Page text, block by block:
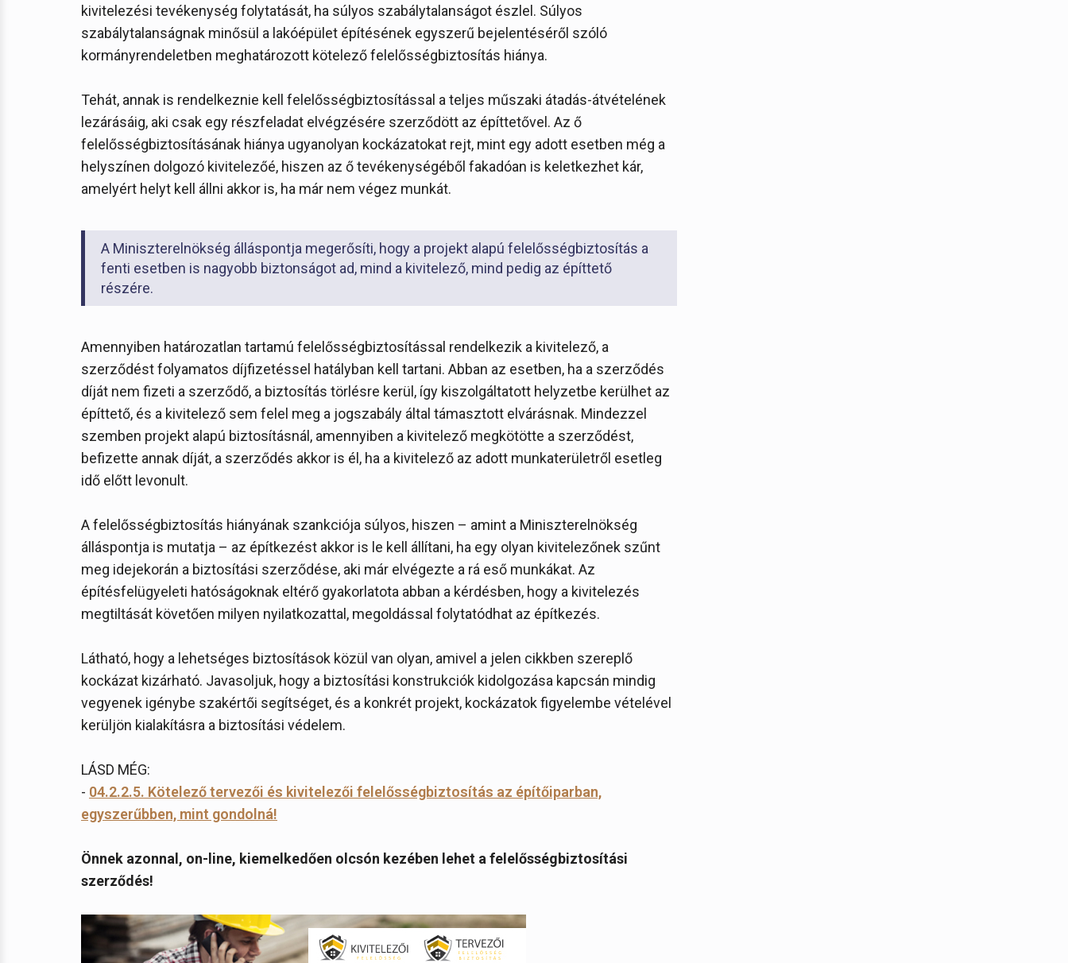
kivitelezési tevékenység folytatását, ha súlyos szabálytalanságot észlel. Súlyos
szabálytalanságnak minősül a lakóépület építésének egyszerű bejelentéséről szóló
kormányrendeletben meghatározott kötelező felelősségbiztosítás hiánya.
Tehát, annak is rendelkeznie kell felelősségbiztosítással a teljes műszaki átadás-átvételének
lezárásáig, aki csak egy részfeladat elvégzésére szerződött az építtetővel. Az ő
felelősségbiztosításának hiánya ugyanolyan kockázatokat rejt, mint egy adott esetben még a
helyszínen dolgozó kivitelezőé, hiszen az ő tevékenységéből fakadóan is keletkezhet kár,
amelyért helyt kell állni akkor is, ha már nem végez munkát.
A Miniszterelnökség álláspontja megerősíti, hogy a projekt alapú felelősségbiztosítás a
fenti esetben is nagyobb biztonságot ad, mind a kivitelező, mind pedig az építtető
részére.
Amennyiben határozatlan tartamú felelősségbiztosítással rendelkezik a kivitelező, a
szerződést folyamatos díjfizetéssel hatályban kell tartani. Abban az esetben, ha a szerződés
díját nem fizeti a szerződő, a biztosítás törlésre kerül, így kiszolgáltatott helyzetbe kerülhet az
építtető, és a kivitelező sem felel meg a jogszabály által támasztott elvárásnak. Mindezzel
szemben projekt alapú biztosításnál, amennyiben a kivitelező megkötötte a szerződést,
befizette annak díját, a szerződés akkor is él, ha a kivitelező az adott munkaterületről esetleg
idő előtt levonult.
A felelősségbiztosítás hiányának szankciója súlyos, hiszen – amint a Miniszterelnökség
álláspontja is mutatja – az építkezést akkor is le kell állítani, ha egy olyan kivitelezőnek szűnt
meg idejekorán a biztosítási szerződése, aki már elvégezte a rá eső munkákat. Az
építésfelügyeleti hatóságoknak eltérő gyakorlatota abban a kérdésben, hogy a kivitelezés
megtiltását követően milyen nyilatkozattal, megoldással folytatódhat az építkezés.
Látható, hogy a lehetséges biztosítások közül van olyan, amivel a jelen cikkben szereplő
kockázat kizárható. Javasoljuk, hogy a biztosítási konstrukciók kidolgozása kapcsán mindig
vegyenek igénybe szakértői segítséget, és a konkrét projekt, kockázatok figyelembe vételével
kerüljön kialakításra a biztosítási védelem.
LÁSD MÉG:
- 04.2.2.5. Kötelező tervezői és kivitelezői felelősségbiztosítás az építőiparban,
egyszerűbben, mint gondolná!
Önnek azonnal, on-line, kiemelkedően olcsón kezében lehet a felelősségbiztosítási
szerződés!